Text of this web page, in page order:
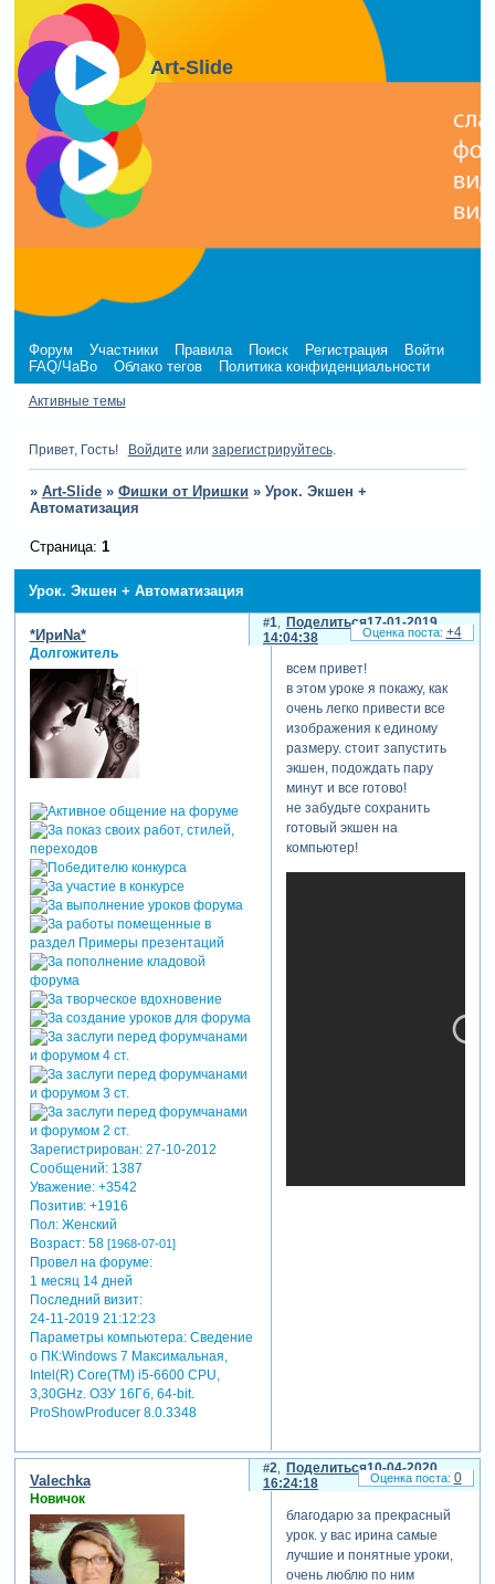
Art-Slide
Форум Участники Правила Поиск Регистрация
Войти
FAQ/ЧаВо
Облако тегов Политика конфиденциальности
Активные темы
Привет, Гость! Войдите или зарегистрируйтесь.
» Art-Slide » Фишки от Иришки » Урок. Экшен +
Автоматизация
Урок. Экшен + Автоматизация
Страница: 1
Поделиться
1
17-01-2019
14:04:38
*ИриNа*
Долгожитель
Зарегистрирован: 27-10-2012
Сообщений:1387
Уважение: +3542
Позитив: +1916
Пол:Женский
Возраст:58 [1968-07-01]
Провел на форуме:
1 месяц 14 дней
Последний визит:
24-11-2019 21:12:23
Параметры компьютера:Сведение
о ПК:Windows 7 Максимальная,
Intel(R) Core(TM) i5-6600 CPU,
3,30GHz. ОЗУ 16Гб, 64-bit.
ProShowProducer 8.0.3348
всем привет!
в этом уроке я покажу, как
очень легко привести все
изображения к единому
размеру. стоит запустить
экшен, подождать пару
минут и все готово!
не забудьте сохранить
готовый экшен на
компьютер!
+4
Поделиться
2
10-04-2020
16:24:18
Valechka
Новичок
благодарю за прекрасный
урок. у вас ирина самые
лучшие и понятные уроки,
очень люблю по ним
0